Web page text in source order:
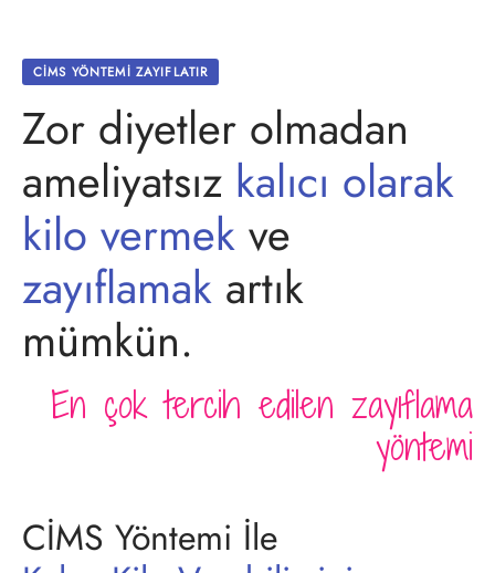
CİMS YÖNTEMİ ZAYIFLATIR
Zor diyetler olmadan
ameliyatsız kalıcı olarak
kilo vermek ve
zayıflamak artık
mümkün.
En çok tercih edilen zayıflama
yöntemi
CİMS Yöntemi İle